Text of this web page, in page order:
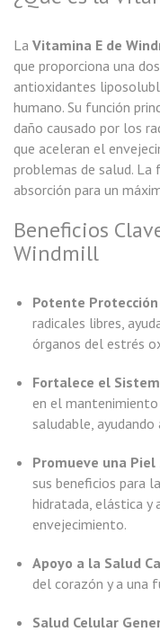
La Vitamina E de
que proporciona una
antioxidantes
humano. Su función
daño causado por los
que aceleran el
problemas de salud.
absorción para un
Beneficios
Windmill
Potente
radicales libres,
órganos del estrés
Fortalece el
en el
saludable,
Promueve una Piel
sus beneficios para
hidratada, elástica y
envejecimiento.
Apoyo a la Salud
del corazón y a una
Salud Celular